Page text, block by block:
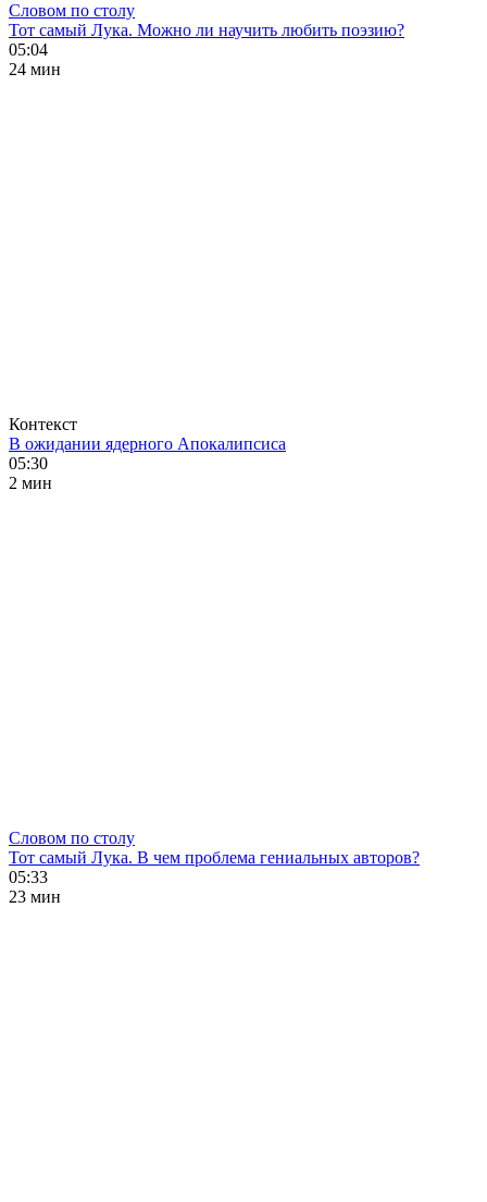
Словом по столу
Тот самый Лука. Можно ли научить любить поэзию?
05:04
24 мин
Контекст
В ожидании ядерного Апокалипсиса
05:30
2 мин
Словом по столу
Тот самый Лука. В чем проблема гениальных авторов?
05:33
23 мин